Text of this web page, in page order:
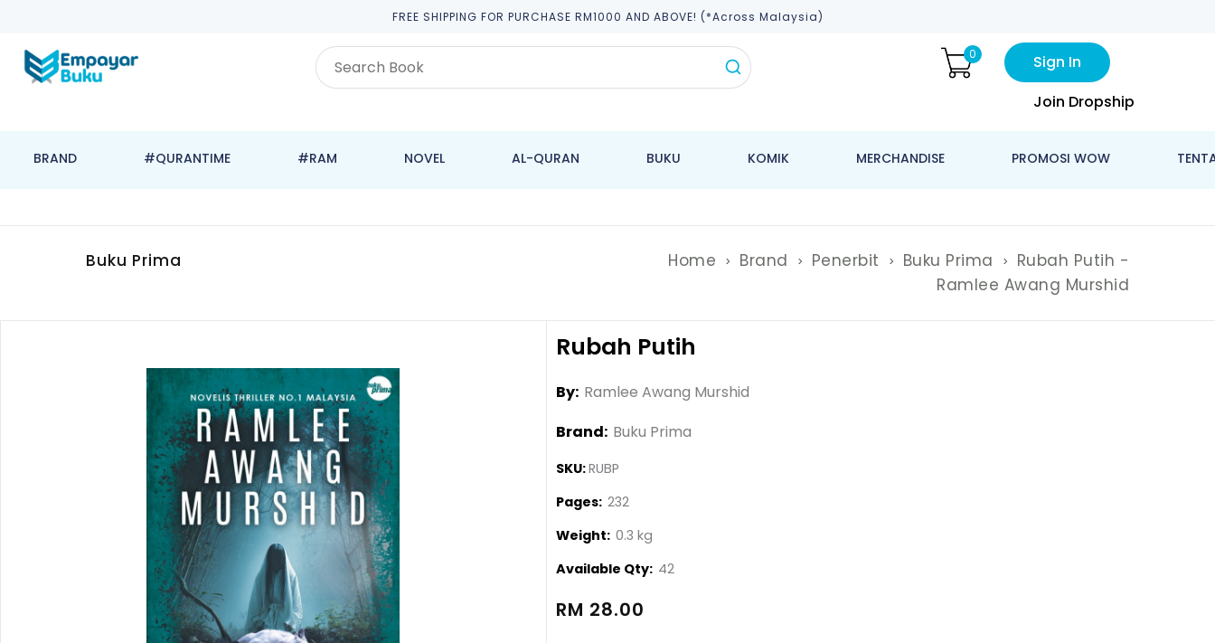
FREE SHIPPING FOR PURCHASE RM1000 AND ABOVE! (*across Malaysia)
0
Sign In
Join Dropship
BRAND #QURANTIME #RAM NOVEL AL-QURAN BUKU KOMIK MERCHANDISE PROMOSI WOW
Buku Prima Home Brand Penerbit Buku Prima
Rubah Putih -
Ramlee Awang Murshid
Rubah Putih
By: Ramlee Awang Murshid
Brand: Buku Prima
SKU:RUBP
Pages: 232
Weight: 0.3 kg
Available Qty: 42
RM 28.00